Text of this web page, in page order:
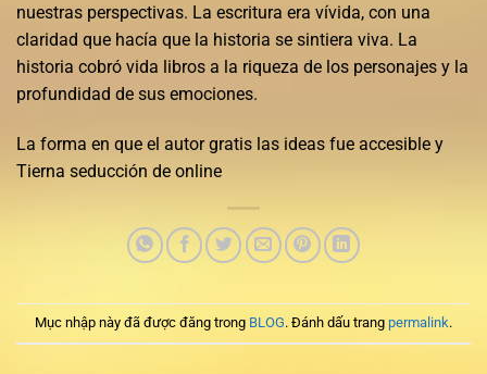
nuestras perspectivas. La escritura era vívida, con una
claridad que hacía que la historia se sintiera viva. La
historia cobró vida libros a la riqueza de los personajes y la
profundidad de sus emociones.
La forma en que el autor gratis las ideas fue accesible y
Tierna seducción de online
Mục nhập này đã được đăng trong BLOG. Đánh dấu trang permalink.